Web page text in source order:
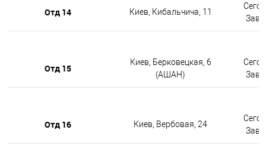
Отд 14 Киев, Кибальчича, 11
Отд 15
Киев, Берковецкая, 6
(АШАН)
Отд 16 Киев, Вербовая, 24